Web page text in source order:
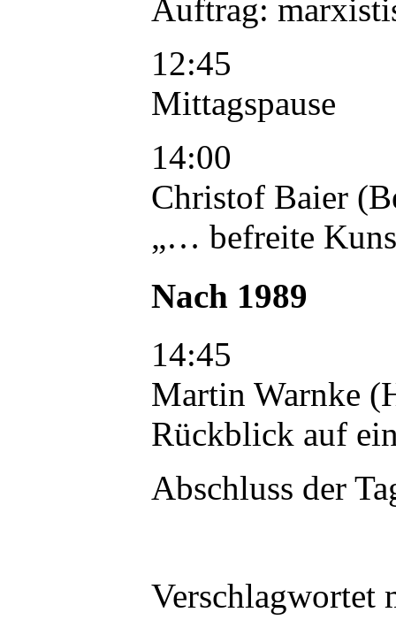
Auftrag:
12:45
Mittagspause
14:00
Christof Baier
„… befreite
Nach 1989
14:45
Martin Warnke
Rückblick auf
Abschluss der
Verschlagwortet